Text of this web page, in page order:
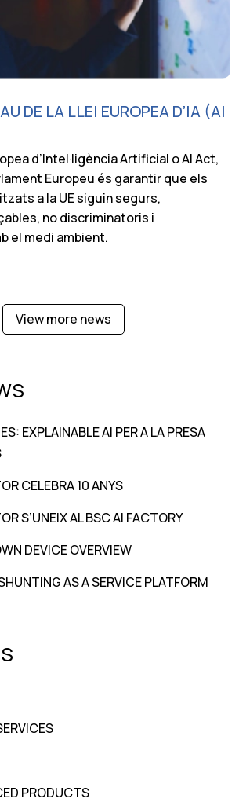
DE LA LLEI EUROPEA D’IA (AI
d’Intel·ligència Artificial o AI Act,
Europeu és garantir que els
a la UE siguin segurs,
no discriminatoris i
el medi ambient.
View more news
EXPLAINABLE AI PER A LA PRESA
CELEBRA 10 ANYS
S’UNEIX AL BSC AI FACTORY
DEVICE OVERVIEW
AS A SERVICE PLATFORM
PRODUCTS